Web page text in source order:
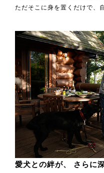
ただそこに身を置くだけで、
愛犬との絆が、 さらに